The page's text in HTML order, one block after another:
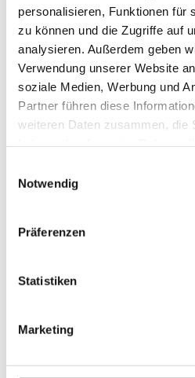
personalisieren, Funktionen für
zu können und die Zugriffe auf
analysieren. Außerdem geben
Verwendung unserer Website
soziale Medien, Werbung und
Partner führen diese
weiteren Daten zusammen, die
Notwendig
Präferenzen
Statistiken
Marketing
Zusammenhalt und eigene
Alles schlechtzureden ist
Burgenländisch ist es, sich
Zeiten zu stellen und zu
kritisieren“, so
Doskozil abschließend.
Die
Landesvoranschlag
hier